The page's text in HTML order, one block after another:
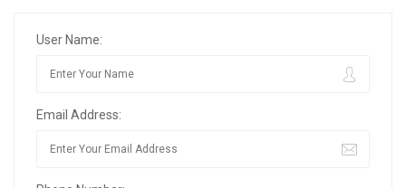
User Name:
Email Address: